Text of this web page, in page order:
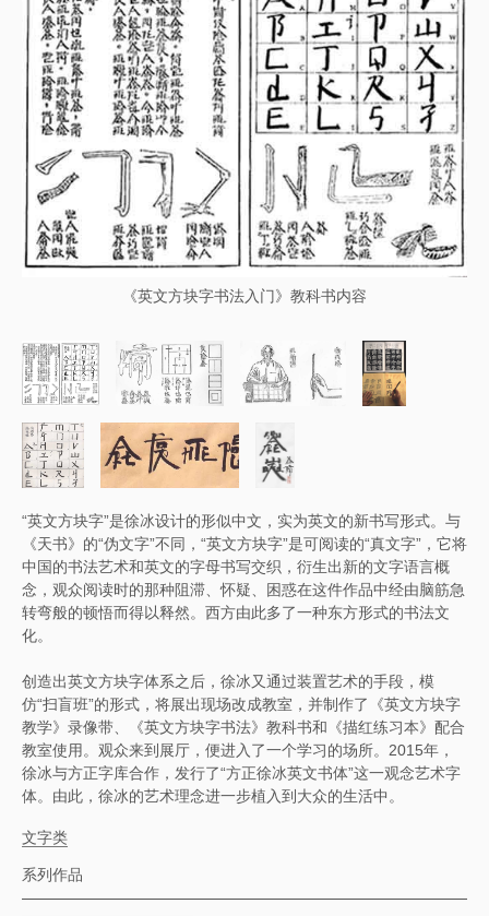
《英文方块字书法入门》教科书内容
“英文方块字”是徐冰设计的形似中文，实为英文的新书写形式。与
《天书》的“伪文字”不同，“英文方块字”是可阅读的“真文字”，它将
中国的书法艺术和英文的字母书写交织，衍生出新的文字语言概
念，观众阅读时的那种阻滞、怀疑、困惑在这件作品中经由脑筋急
转弯般的顿悟而得以释然。西方由此多了一种东方形式的书法文
化。
创造出英文方块字体系之后，徐冰又通过装置艺术的手段，模
仿“扫盲班”的形式，将展出现场改成教室，并制作了《英文方块字
教学》录像带、《英文方块字书法》教科书和《描红练习本》配合
教室使用。观众来到展厅，便进入了一个学习的场所。2015年，
徐冰与方正字库合作，发行了“方正徐冰英文书体”这一观念艺术字
体。由此，徐冰的艺术理念进一步植入到大众的生活中。
文字类
系列作品